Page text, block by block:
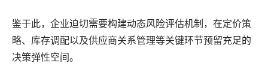
鉴于此，企业迫切需要构建动态风险评估机制，在定价策
略、库存调配以及供应商关系管理等关键环节预留充足的
决策弹性空间。